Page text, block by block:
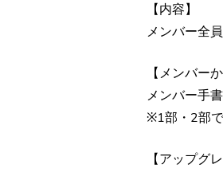
【内容】
メンバー全
【メンバー
メンバー手
※1部・2部で
【アップグ